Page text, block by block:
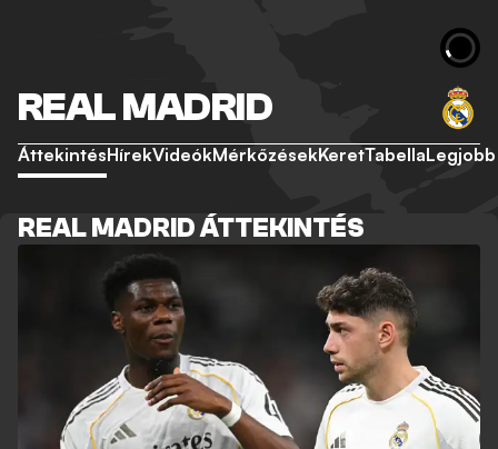
REAL MADRID
ÁttekintésHírekVideókMérkőzésekKeretTabella
REAL MADRID ÁTTEKINTÉS